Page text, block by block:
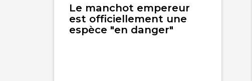
Le manchot empereur
est officiellement une
espèce "en danger"